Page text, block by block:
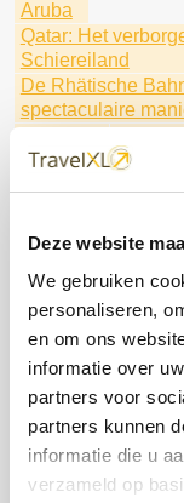
Deze website
We gebruiken
personaliseren,
en om ons
informatie over
partners voor
partners kunnen
informatie die u
verzameld op
Aruba
Qatar: Het
Schiereiland
De Rhätische
spectaculaire
Fly & Cruise
Luxe winterse
met TUI Cruises
Litouwen
HAL
lalala
fox
Ga
Ontdek Fox Reizen
Disneyland® Paris
Profiteer van
Hapag Lloyd
Norwegian Cruise
Stedentrip